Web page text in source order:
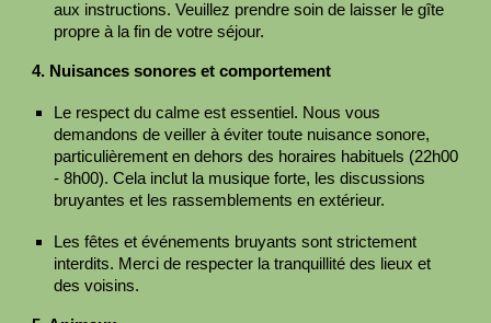
aux instructions. Veuillez prendre soin de laisser le gîte
propre à la fin de votre séjour.
4. Nuisances sonores et comportement
Le respect du calme est essentiel. Nous vous
demandons de veiller à éviter toute nuisance sonore,
particulièrement en dehors des horaires habituels (22h00
- 8h00). Cela inclut la musique forte, les discussions
bruyantes et les rassemblements en extérieur.
Les fêtes et événements bruyants sont strictement
interdits. Merci de respecter la tranquillité des lieux et
des voisins.